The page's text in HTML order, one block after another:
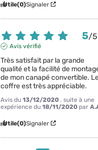
Utile(0)Signaler
5/5
Avis vérifié
Très satisfait par la grande
qualité et la facilité de
de mon canapé convertible.
coffre est très appréciable.
Avis du13/12/2020 , suite à une
expérience du18/11/2020 par
Utile(0)Signaler